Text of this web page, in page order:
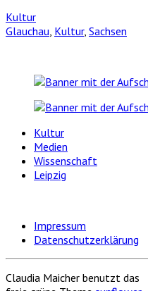
Kultur
Glauchau, Kultur, Sachsen
Kultur
Medien
Wissenschaft
Leipzig
Impressum
Datenschutzerklärung
Claudia Maicher benutzt das